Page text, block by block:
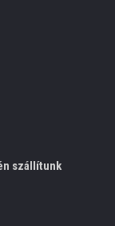
szállítunk